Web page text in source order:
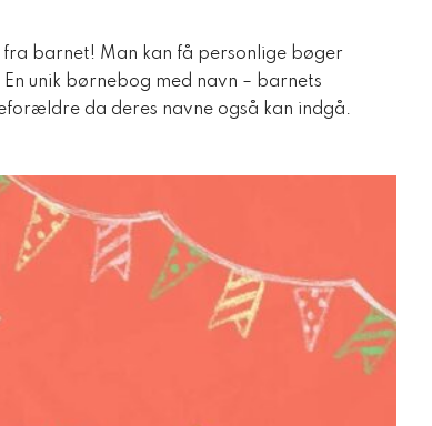
barnet! Man kan få personlige bøger
unik børnebog med navn – barnets
da deres navne også kan indgå.